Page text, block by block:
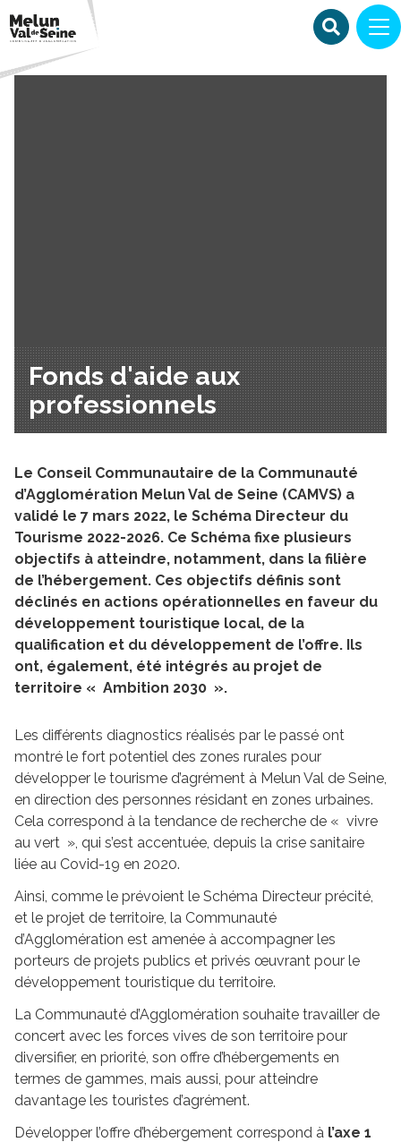
Fonds d'aide aux
professionnels
Le Conseil Communautaire de la Communauté
d’Agglomération Melun Val de Seine (CAMVS) a
validé le 7 mars 2022, le Schéma Directeur du
Tourisme 2022-2026. Ce Schéma fixe plusieurs
objectifs à atteindre, notamment, dans la filière
de l’hébergement. Ces objectifs définis sont
déclinés en actions opérationnelles en faveur du
développement touristique local, de la
qualification et du développement de l’offre. Ils
ont, également, été intégrés au projet de
territoire « Ambition 2030 ».
Les différents diagnostics réalisés par le passé ont
montré le fort potentiel des zones rurales pour
développer le tourisme d’agrément à Melun Val de Seine,
en direction des personnes résidant en zones urbaines.
Cela correspond à la tendance de recherche de « vivre
au vert », qui s’est accentuée, depuis la crise sanitaire
liée au Covid-19 en 2020.
Ainsi, comme le prévoient le Schéma Directeur précité,
et le projet de territoire, la Communauté
d’Agglomération est amenée à accompagner les
porteurs de projets publics et privés œuvrant pour le
développement touristique du territoire.
La Communauté d’Agglomération souhaite travailler de
concert avec les forces vives de son territoire pour
diversifier, en priorité, son offre d’hébergements en
termes de gammes, mais aussi, pour atteindre
davantage les touristes d’agrément.
Développer l’offre d’hébergement correspond à l’axe 1